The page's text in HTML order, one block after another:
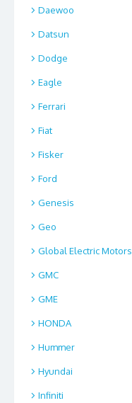
Daewoo
Datsun
Dodge
Eagle
Ferrari
Fiat
Fisker
Ford
Genesis
Geo
Global Electric Motors
GMC
GME
HONDA
Hummer
Hyundai
Infiniti